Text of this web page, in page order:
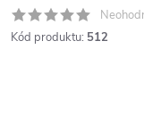
Kód produktu: 512